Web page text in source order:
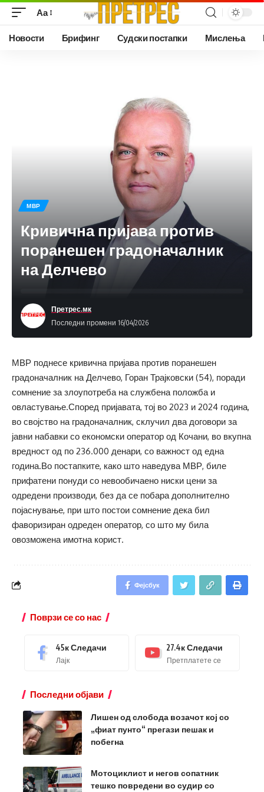
Аа
Новости Брифинг Судски постапки Мислења
МВР
Кривична пријава против
поранешен градоначалник
на Делчево
Последни промени 16/04/2026
Претрес.мк
МВР поднесе кривична пријава против поранешен
градоначалник на Делчево, Горан Трајковски (54), поради
сомнение за злоупотреба на службена положба и
овластување.Според пријавата, тој во 2023 и 2024 година,
во својство на градоначалник, склучил два договори за
јавни набавки со економски оператор од Кочани, во вкупна
вредност од по 236.000 денари, со важност од една
година.Во постапките, како што наведува МВР, биле
прифатени понуди со невообичаено ниски цени за
одредени производи, без да се побара дополнително
појаснување, при што постои сомнение дека бил
фаворизиран одреден оператор, со што му била
овозможена имотна корист.
Фејсбук
Поврзи се со нас
45кСледачи
Лајк
27.4кСледачи
Претплатете се
Последни објави
Лишен од слобода возачот кој со
„фиат пунто“ прегази пешак и
побегна
Мотоциклист и негов сопатник
тешко повредени во судир со